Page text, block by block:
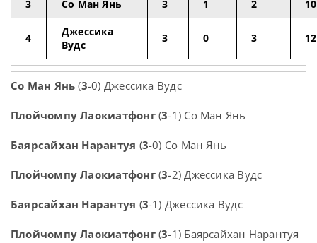
3 Со Ман Янь 3 1 2 10
4
Джессика
Вудс
3 0 3 12
Со Ман Янь (3-0) Джессика Вудс
Плойчомпу Лаокиатфонг(3-1) Со Ман Янь
Баярсайхан Нарантуя (3-0) Со Ман Янь
Плойчомпу Лаокиатфонг(3-2) Джессика Вудс
Баярсайхан Нарантуя (3-1) Джессика Вудс
Плойчомпу Лаокиатфонг(3-1) Баярсайхан Нарантуя